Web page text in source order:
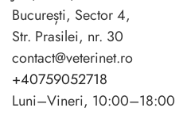
București, Sector 4,
Str. Prasilei, nr. 30
contact@veterinet.ro
+40759052718
Luni–Vineri, 10:00–18:00